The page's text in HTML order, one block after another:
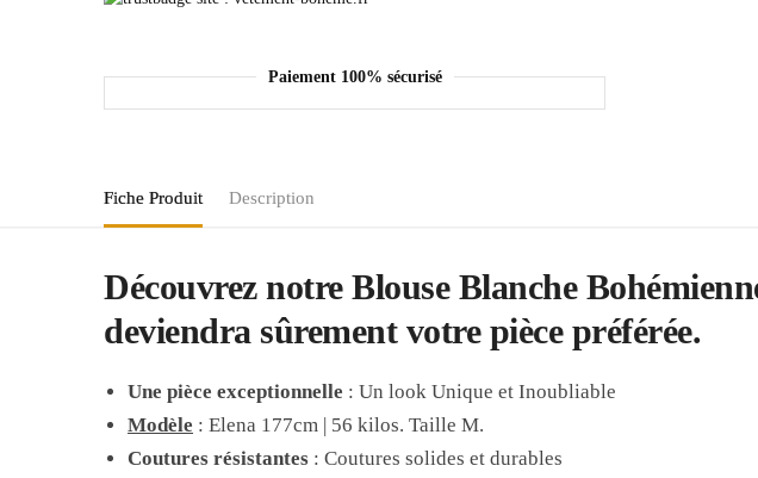
Paiement 100% sécurisé
Fiche Produit Description
Découvrez notre Blouse Blanche
deviendra sûrement votre pièce préférée.
Une pièce exceptionnelle : Un look Unique et Inoubliable
Modèle : Elena 177cm | 56 kilos. Taille M.
Coutures résistantes : Coutures solides et durables